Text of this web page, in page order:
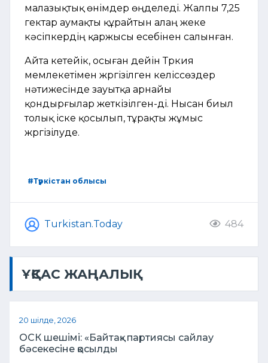
малазықтық өнімдер өңделеді. Жалпы 7,25
гектар аумақты құрайтын алаң жеке
кәсіпкердің қаржысы есебінен салынған.
Айта кетейік, осыған дейін Түркия
мемлекетімен жүргізілген келіссөздер
нәтижесінде зауытқа арнайы
қондырғылар жеткізілген-ді. Нысан биыл
толық іске қосылып, тұрақты жұмыс
жүргізілуде.
#Түркістан облысы
Turkistan.Today 484
ҰҚСАС ЖАҢАЛЫҚ
20 шілде, 2026
ОСК шешімі: «Байтақ» партиясы сайлау
бәсекесіне қосылды